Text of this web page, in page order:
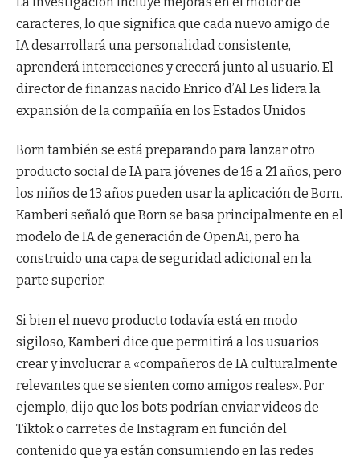
caracteres, lo que significa que cada nuevo amigo de
IA desarrollará una personalidad consistente,
aprenderá interacciones y crecerá junto al usuario. El
director de finanzas nacido Enrico d’Al Les lidera la
expansión de la compañía en los Estados Unidos
Born también se está preparando para lanzar otro
producto social de IA para jóvenes de 16 a 21 años, pero
los niños de 13 años pueden usar la aplicación de Born.
Kamberi señaló que Born se basa principalmente en el
modelo de IA de generación de OpenAi, pero ha
construido una capa de seguridad adicional en la
parte superior.
Si bien el nuevo producto todavía está en modo
sigiloso, Kamberi dice que permitirá a los usuarios
crear y involucrar a «compañeros de IA culturalmente
relevantes que se sienten como amigos reales». Por
ejemplo, dijo que los bots podrían enviar videos de
Tiktok o carretes de Instagram en función del
contenido que ya están consumiendo en las redes